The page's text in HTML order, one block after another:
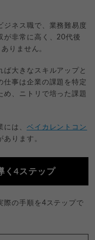
ジネス職で、業務難易度
が非常に高く、20代後
りません。
大きなスキルアップと
仕事は企業の課題を特定
め、ニトリで培った課題
は、 ベイカレントコン
あります。
く4ステップ
際の手順を4ステップで